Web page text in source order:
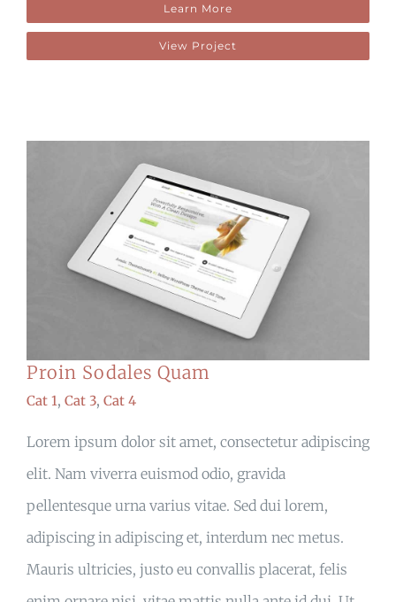
Learn More
View Project
Proin Sodales Quam
Cat 1, Cat 3, Cat 4
Lorem ipsum dolor sit amet, consectetur adipiscing
elit. Nam viverra euismod odio, gravida
pellentesque urna varius vitae. Sed dui lorem,
adipiscing in adipiscing et, interdum nec metus.
Mauris ultricies, justo eu convallis placerat, felis